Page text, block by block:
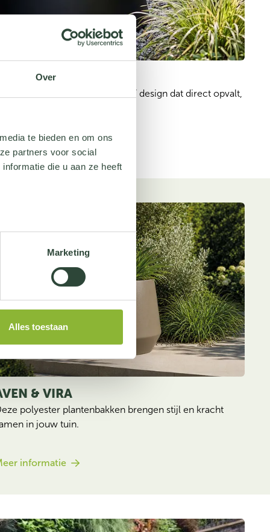
Over
te bieden en om ons
partners voor social
die u aan ze heeft
Marketing
Alles toestaan
strak, conisch ‘krater‑achtig’ design dat direct opvalt,
& VIRA
polyester plantenbakken brengen stijl en kracht
in jouw tuin.
informatie